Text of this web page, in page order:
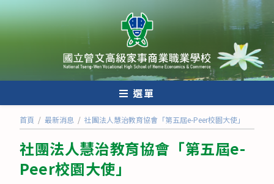
跳
轉
至
內
選單
首頁 / 最新消息 / 社團法人慧治教育協會「第五屆e-Peer校園大使」
社團法人慧治教育協會「第五屆e-
Peer校園大使」